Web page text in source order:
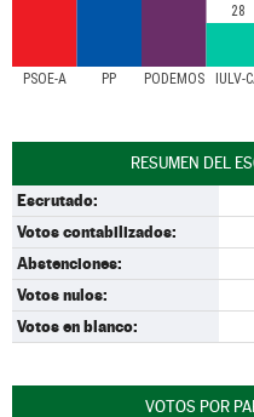
PSOE-A PP PODEMOS IULV-
28
RESUMEN DEL
Escrutado:
Votos contabilizados:
Abstenciones:
Votos nulos:
Votos en blanco:
VOTOS POR